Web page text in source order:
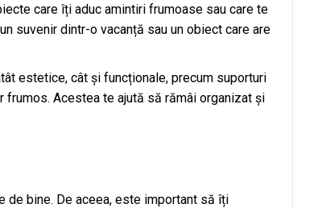
care îți aduc amintiri frumoase sau care te
suvenir dintr-o vacanță sau un obiect care are
estetice, cât și funcționale, precum suporturi
frumos. Acestea te ajută să rămâi organizat și
de bine. De aceea, este important să îți